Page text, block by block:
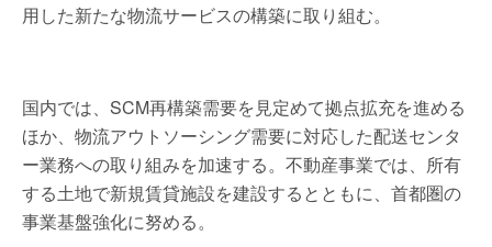
用した新たな物流サービスの構築に取り組む。
国内では、SCM再構築需要を見定めて拠点拡充を進める
ほか、物流アウトソーシング需要に対応した配送センタ
ー業務への取り組みを加速する。不動産事業では、所有
する土地で新規賃貸施設を建設するとともに、首都圏の
事業基盤強化に努める。